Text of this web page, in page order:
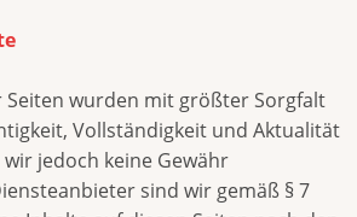
Seiten wurden mit größter Sorgfalt
Vollständigkeit und Aktualität
jedoch keine Gewähr
sind wir gemäß § 7